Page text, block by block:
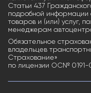
Статьи 437
подробной информации
товаров и (или) услуг,
менеджерам
Обязательное
владельцев
Страхование»
по лицензии ОС№ 0191-